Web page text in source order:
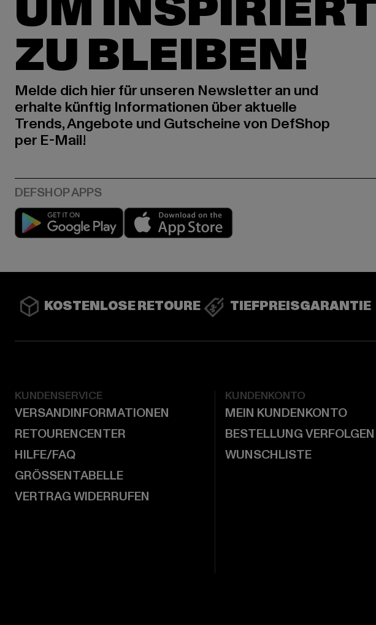
ZU BLEIBEN!
Melde dich hier für unseren Newsletter an und
erhalte künftig Informationen über aktuelle
Trends, Angebote und Gutscheine von DefShop
per E-Mail!
Play market
KOSTENLOSE RETOURE TIEFPREISGARANTIE
KUNDENSERVICE
VERSANDINFORMATIONEN
RETOURENCENTER
HILFE/FAQ
GRÖSSENTABELLE
VERTRAG WIDERRUFEN
KUNDENKONTO
MEIN KUNDENKONTO
BESTELLUNG VERFOLGEN
WUNSCHLISTE